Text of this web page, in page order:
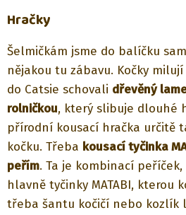
Hračky
Šelmičkám jsme do balíčku
nějakou tu zábavu. Kočky
do Catsie schovali dřevěný
rolničkou, který slibuje dlouhé
přírodní kousací hračka určitě
kočku. Třeba kousací tyčinka
peřím. Ta je kombinací
hlavně tyčinky MATABI, kterou
třeba šantu kočičí nebo kozlík